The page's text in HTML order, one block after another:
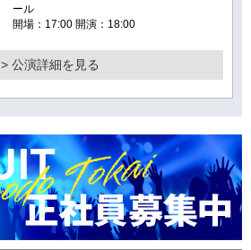
ール
開場：17:00 開演：18:00
> 公演詳細を見る